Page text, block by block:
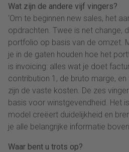
Wat zijn de andere vijf vingers?
‘Om te beginnen new sales, het
opdrachten. Twee is net change,
portfolio op basis van de omzet.
je in de gaten houden hoe het
is invoicing: alles wat je doet
contribution 1, de bruto marge,
zijn de vaste kosten. De zes
basis voor winstgevendheid. Het
model creëert duidelijkheid en
je alle belangrijke informatie
Waar bent u trots op?